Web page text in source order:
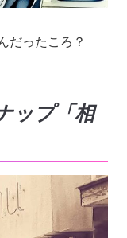
ったころ？
ップ「相